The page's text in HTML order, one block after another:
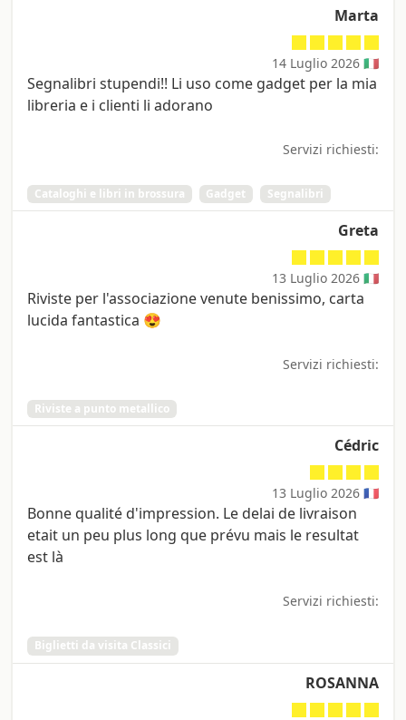
Marta
14 Luglio 2026 🇮🇹
Segnalibri stupendi!! Li uso come gadget per la mia
libreria e i clienti li adorano
Servizi richiesti:
Cataloghi e libri in brossura Gadget Segnalibri
Greta
13 Luglio 2026 🇮🇹
Riviste per l'associazione venute benissimo, carta
lucida fantastica 😍
Servizi richiesti:
Riviste a punto metallico
Cédric
13 Luglio 2026 🇫🇷
Bonne qualité d'impression. Le delai de livraison
etait un peu plus long que prévu mais le resultat
est là
Servizi richiesti:
Biglietti da visita Classici
ROSANNA